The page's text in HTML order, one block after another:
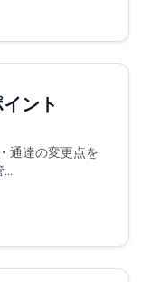
ント
通達の変更点を